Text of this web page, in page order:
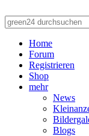
Home
Forum
Registrieren
Shop
mehr
News
Blogs